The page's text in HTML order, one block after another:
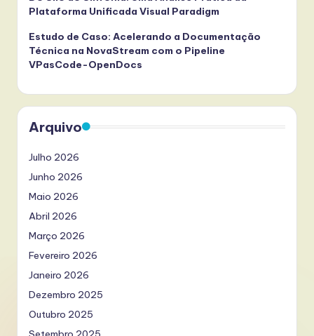
Plataforma Unificada Visual Paradigm
Estudo de Caso: Acelerando a Documentação
Técnica na NovaStream com o Pipeline
VPasCode-OpenDocs
Arquivo
Julho 2026
Junho 2026
Maio 2026
Abril 2026
Março 2026
Fevereiro 2026
Janeiro 2026
Dezembro 2025
Outubro 2025